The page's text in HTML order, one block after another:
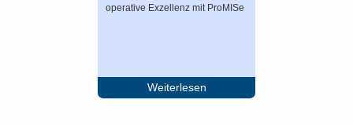
operative Exzellenz mit ProMISe
Weiterlesen